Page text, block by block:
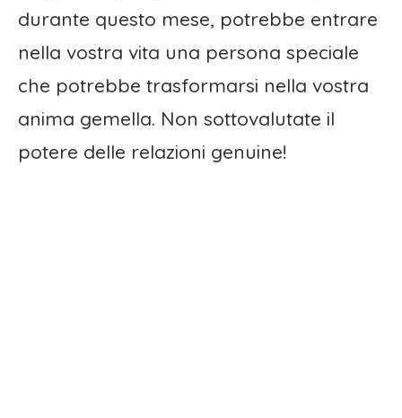
durante questo mese, potrebbe entrare
nella vostra vita una persona speciale
che potrebbe trasformarsi nella vostra
anima gemella. Non sottovalutate il
potere delle relazioni genuine!